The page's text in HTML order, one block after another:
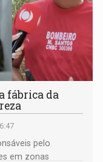
fábrica da
pelo
em zonas